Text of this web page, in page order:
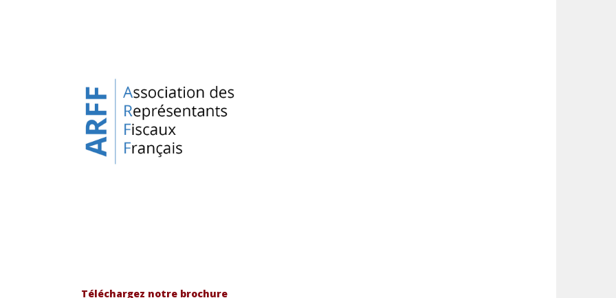
Téléchargez notre brochure